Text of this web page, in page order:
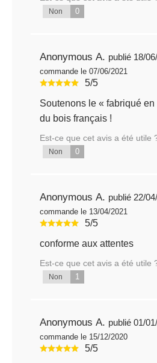
Non 0
Anonymous A. publié
commande le 07/06/2021
5/5
Soutenons le « fabriqué
du bois français !
Est-ce que cet avis a été utile
Non 0
Anonymous A. publié
commande le 13/04/2021
5/5
conforme aux attentes
Est-ce que cet avis a été utile
Non 1
Anonymous A. publié
commande le 15/12/2020
5/5